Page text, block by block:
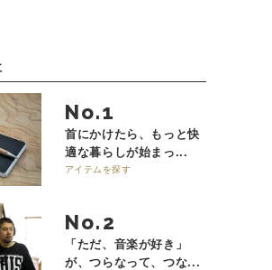
No.
首にかけたら、もっと快
適な暮らしが始まっ...
アイテムを探す
No.
「ただ、音楽が好き」
が、つらなって、つな...